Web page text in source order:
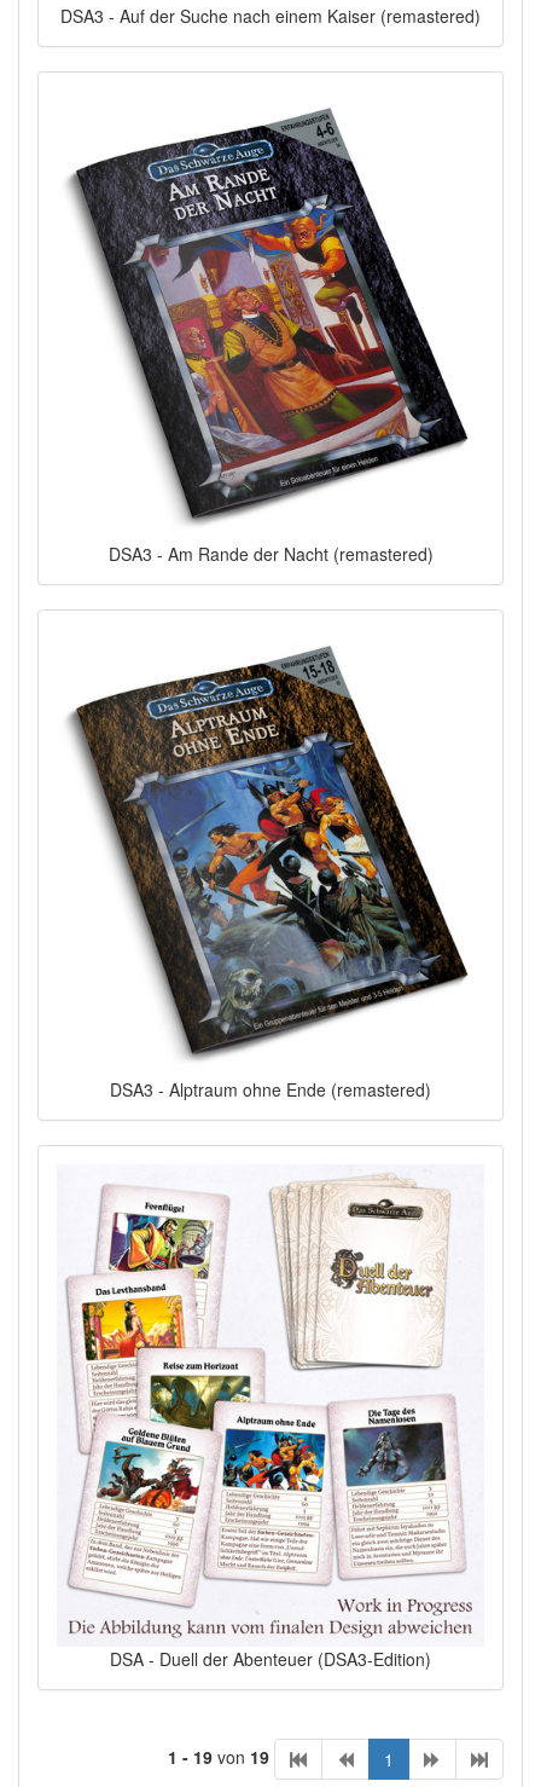
DSA3 - Auf der Suche nach einem Kaiser (remastered)
DSA3 - Am Rande der Nacht (remastered)
DSA3 - Alptraum ohne Ende (remastered)
DSA - Duell der Abenteuer (DSA3-Edition)
1 - 19 von 19 1